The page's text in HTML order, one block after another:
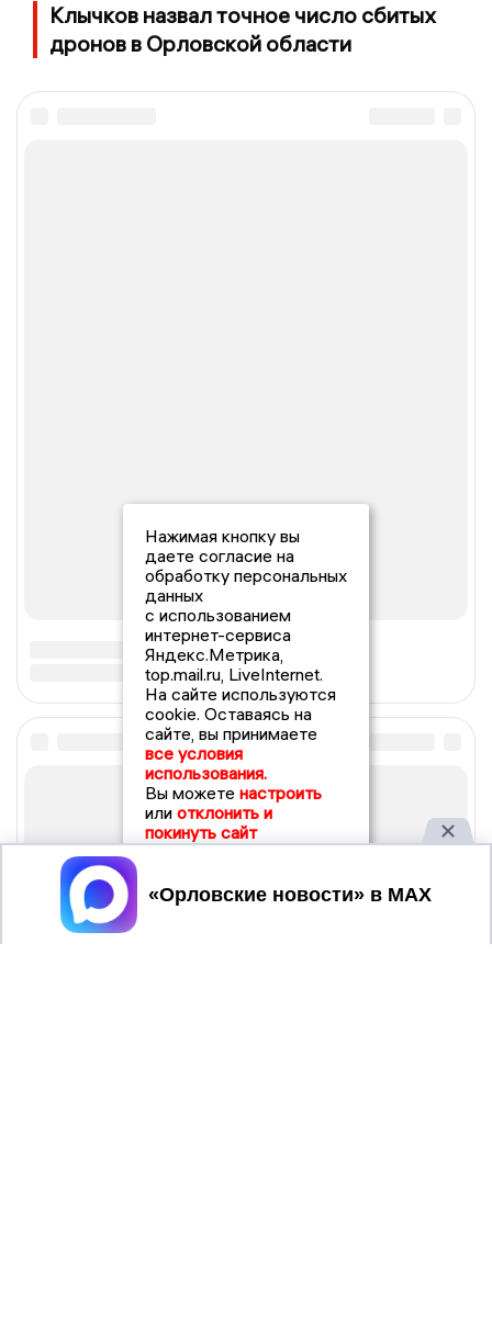
Клычков назвал точное число сбитых
дронов в Орловской области
Нажимая кнопку вы
даете согласие на
обработку персональных
данных
с использованием
интернет-сервиса
Яндекс.Метрика,
top.mail.ru, LiveInternet.
На сайте используются
cookie. Оставаясь на
сайте, вы принимаете
все условия
использования.
Вы можете настроить
или отклонить и
покинуть сайт
Принять